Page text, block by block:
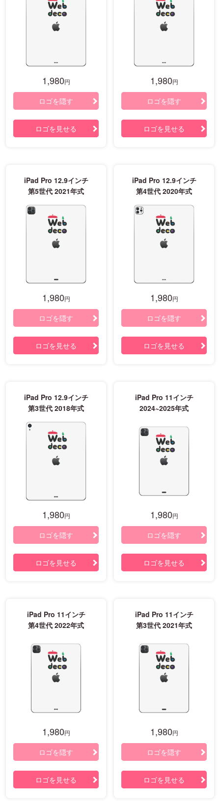
1,980円
ロゴを隠す
ロゴを見せる
1,980円
ロゴを隠す
ロゴを見せる
iPad Pro 12.9インチ
第5世代 2021年式
1,980円
ロゴを隠す
ロゴを見せる
iPad Pro 12.9インチ
第4世代 2020年式
1,980円
ロゴを隠す
ロゴを見せる
iPad Pro 12.9インチ
第3世代 2018年式
1,980円
ロゴを隠す
ロゴを見せる
iPad Pro 11インチ
2024~2025年式
1,980円
ロゴを隠す
ロゴを見せる
iPad Pro 11インチ
第4世代 2022年式
1,980円
ロゴを隠す
ロゴを見せる
iPad Pro 11インチ
第3世代 2021年式
1,980円
ロゴを隠す
ロゴを見せる